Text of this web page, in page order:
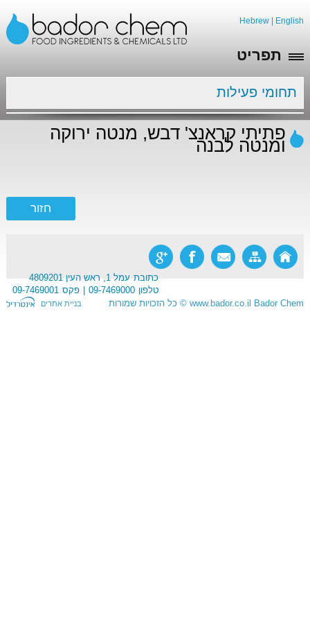
Hebrew English
תפריט
תחומי פעילות
פתיתי קראנצ' דבש, מנטה ירוקה
ומנטה לבנה
כתובת עמל 1, ראש העין 4809201
טלפון 09-7469000 פקס 09-7469001
Bador Chem
www.bador.co.il
© כל הזכויות שמורות בניית אתרים